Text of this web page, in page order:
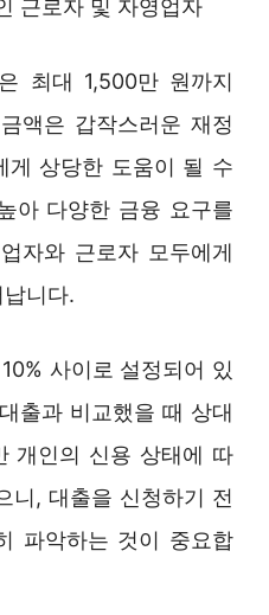
근로자 및 자영업자
최대 1,500만 원까지
액은 갑작스러운 재정
게 상당한 도움이 될 수
아 다양한 금융 요구를
자와 근로자 모두에게
니다.
사이로 설정되어 있
출과 비교했을 때 상대
개인의 신용 상태에 따
니, 대출을 신청하기 전
파악하는 것이 중요합